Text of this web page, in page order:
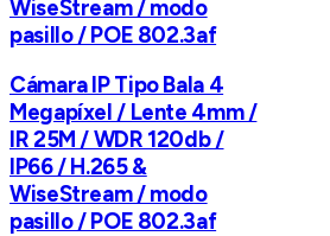
WiseStream / modo
pasillo / POE 802.3af
Cámara IP Tipo Bala 4
Megapíxel / Lente 4mm /
IR 25M / WDR 120db /
IP66 / H.265 &
WiseStream / modo
pasillo / POE 802.3af